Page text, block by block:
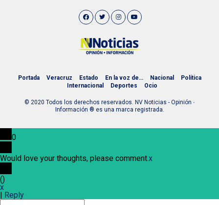
Portada Veracruz Estado En la voz de… Nacional
Política
Internacional
Deportes Ocio
© 2020 Todos los derechos reservados. NV Noticias - Opinión ∙
Información ® es una marca registrada.
0
Would love your thoughts, please comment.x
()
x
| Reply